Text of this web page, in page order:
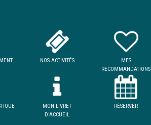
NOS ACTIVITÉS
MES
RECOMMANDATIONS
MON LIVRET
D'ACCUEIL
RÉSERVER